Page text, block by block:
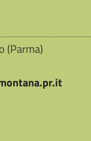
(Parma)